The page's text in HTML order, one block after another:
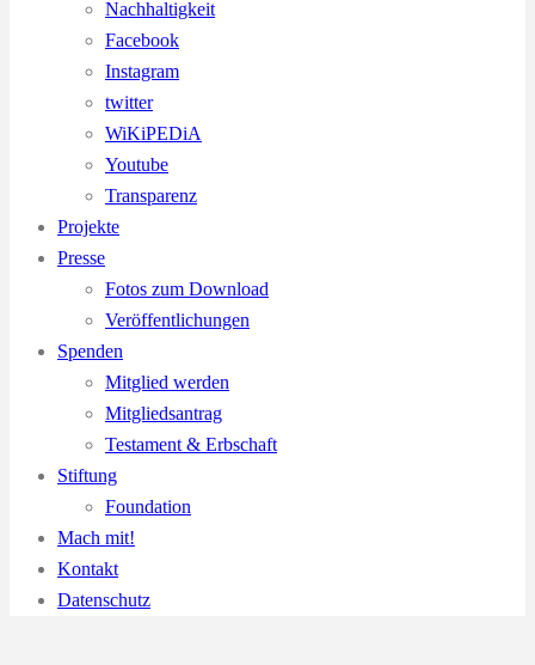
Nachhaltigkeit
Facebook
Instagram
twitter
WiKiPEDiA
Youtube
Transparenz
Projekte
Presse
Fotos zum Download
Veröffentlichungen
Spenden
Mitglied werden
Mitgliedsantrag
Testament & Erbschaft
Stiftung
Foundation
Mach mit!
Kontakt
Datenschutz